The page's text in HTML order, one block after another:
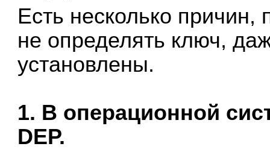
Есть несколько
не определять ключ,
установлены.
1. В операционной
DEP.